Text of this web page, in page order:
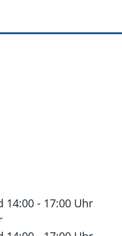
14:00 - 17:00 Uhr